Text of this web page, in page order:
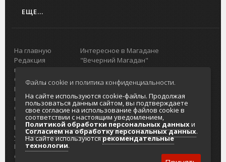
ЕЩЕ...
На главную
Редакция
портала
О проекте
Реклама на
портале
Отзывы и
предложения
Интернет-
услуги
Разработка
сайтов
Интересное в Магадане
"Вечерний Магадан"
Городская доска объявлений
Реклама
Главный туристический портал
Колымы
Политика в отношении обработки
персональных данных
Согласие на обработку персональных
данных
Файлы cookie и политика конфиденциальности.
На сайте используются cookie-файлы. Продолжая
пользоваться данным сайтом, вы подтверждаете
свое согласие на использование файлов cookie в
соответствии с настоящим уведомлением,
Политикой обработки персональных данныхи
Согласием на обработку персональных данных.
На сайте используютсярекомендательные
технологии.